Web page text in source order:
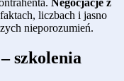
Negocjacje z
liczbach i jasno
nieporozumień.
szkolenia